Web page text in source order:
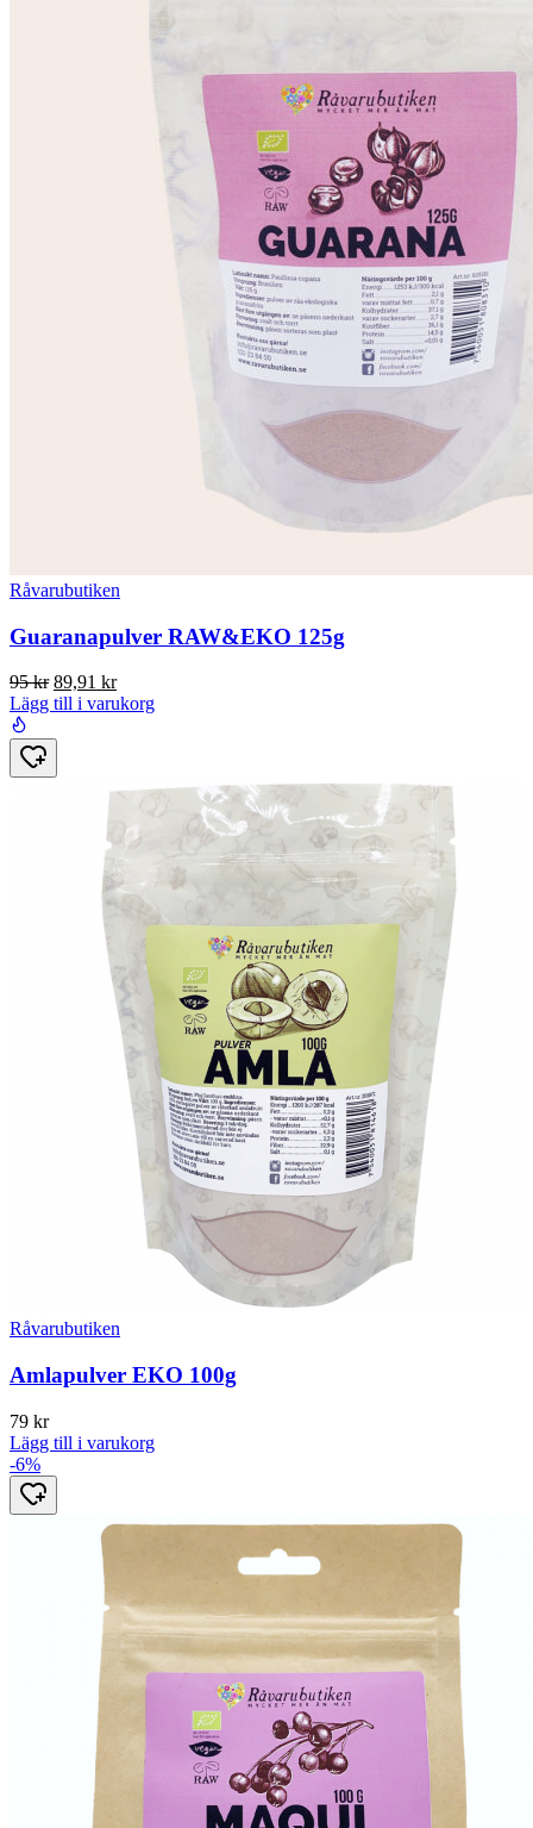
Råvarubutiken
Guaranapulver RAW&EKO 125g
95kr Det
ursprungliga
var:
89,91 krDet
nuvarande
Lägg till i varukorg
Råvarubutiken
Amlapulver EKO 100g
79 kr
Lägg till i varukorg
-6%